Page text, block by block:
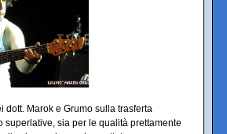
dott. Marok e Grumo sulla trasferta
superlative, sia per le qualità prettamente